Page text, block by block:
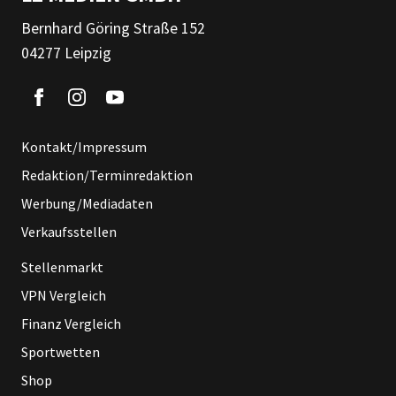
Bernhard Göring Straße 152
04277 Leipzig
Kontakt/Impressum
Redaktion/Terminredaktion
Werbung/Mediadaten
Verkaufsstellen
Stellenmarkt
VPN Vergleich
Finanz Vergleich
Sportwetten
Shop